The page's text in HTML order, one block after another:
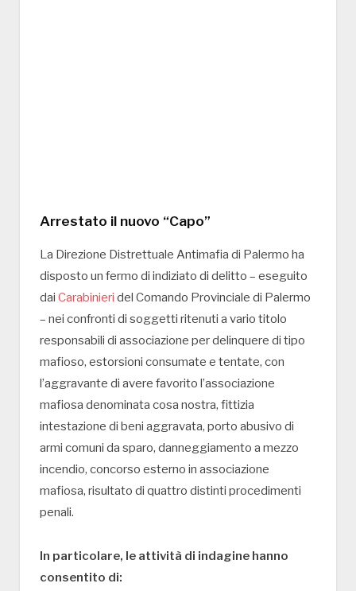
Arrestato il nuovo “Capo”
La Direzione Distrettuale Antimafia di Palermo ha
disposto un fermo di indiziato di delitto – eseguito
dai Carabinieri del Comando Provinciale di Palermo
– nei confronti di soggetti ritenuti a vario titolo
responsabili di associazione per delinquere di tipo
mafioso, estorsioni consumate e tentate, con
l’aggravante di avere favorito l’associazione
mafiosa denominata cosa nostra, fittizia
intestazione di beni aggravata, porto abusivo di
armi comuni da sparo, danneggiamento a mezzo
incendio, concorso esterno in associazione
mafiosa, risultato di quattro distinti procedimenti
penali.
In particolare, le attività di indagine hanno
consentito di: